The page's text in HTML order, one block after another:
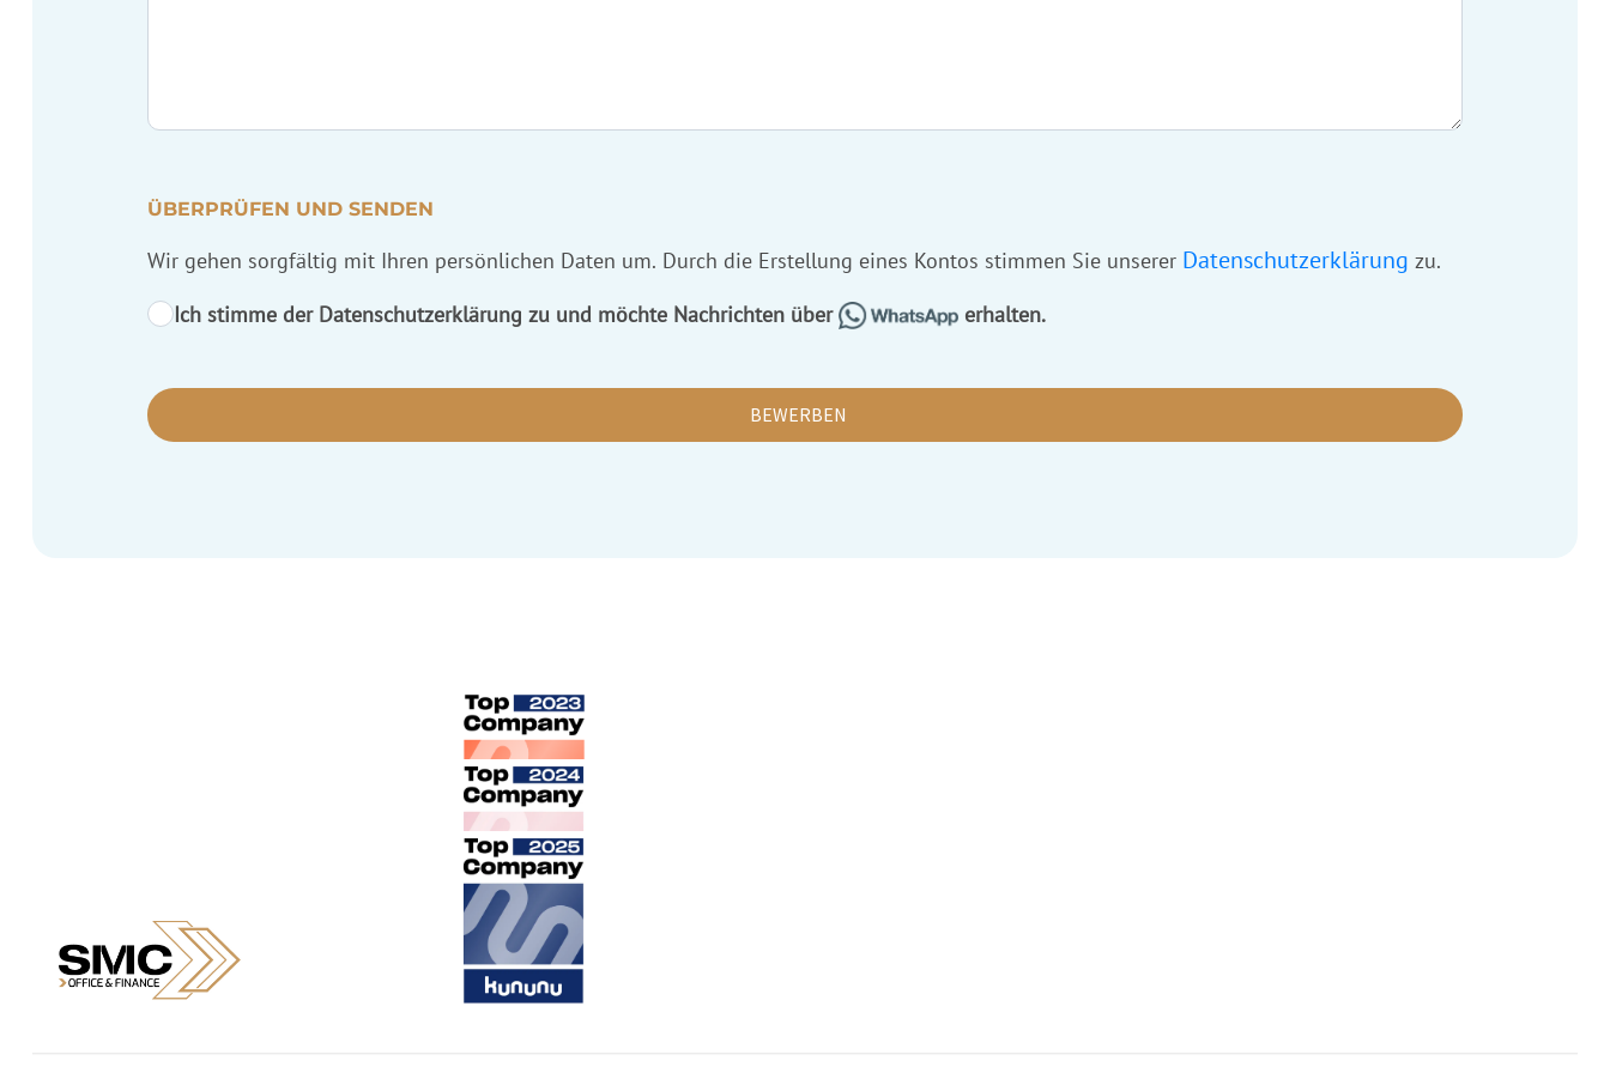
ÜBERPRÜFEN UND SENDEN
Wir gehen sorgfältig mit Ihren persönlichen Daten um. Durch die Erstellung eines Kontos stimmen Sie unserer Datenschutzerklärung zu.
Ich stimme der Datenschutzerklärung zu und möchte Nachrichten über
erhalten.
BEWERBEN